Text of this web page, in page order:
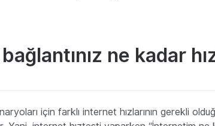
ne kadar
için farklı internet hızlarının gerekli